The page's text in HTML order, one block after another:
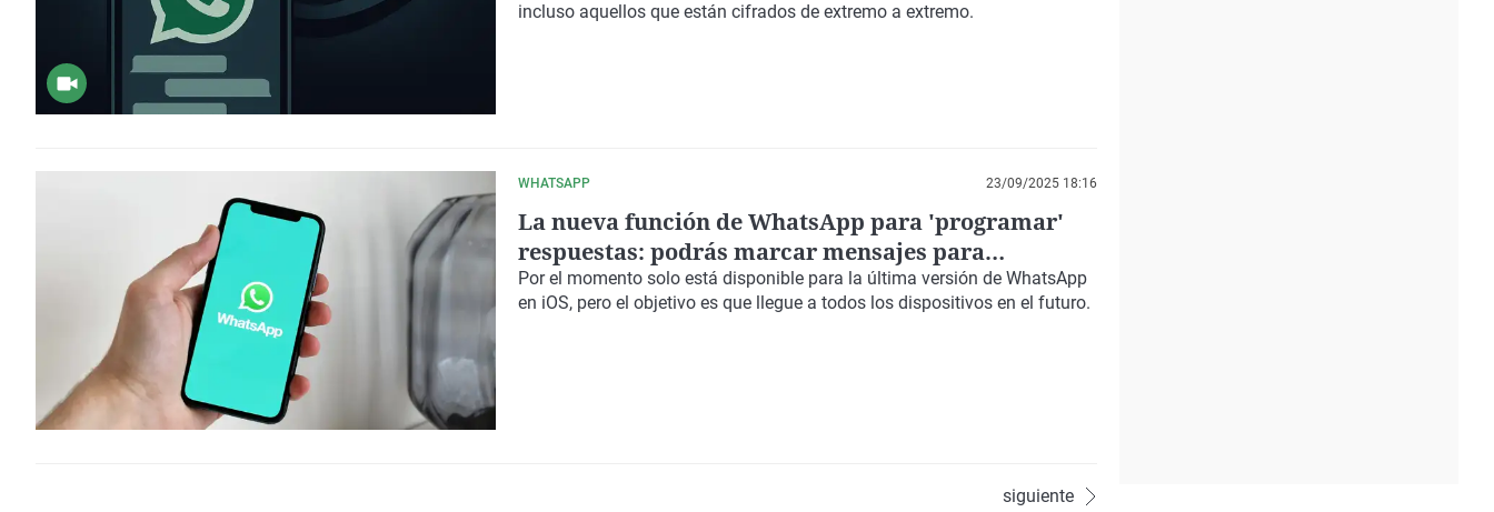
incluso aquellos que están cifrados de extremo a extremo.
WHATSAPP 23/09/2025 18:16
La nueva función de WhatsApp para 'programar'
respuestas: podrás marcar mensajes para
responder más tarde
Por el momento solo está disponible para la última versión de WhatsApp
en iOS, pero el objetivo es que llegue a todos los dispositivos en el futuro.
siguiente